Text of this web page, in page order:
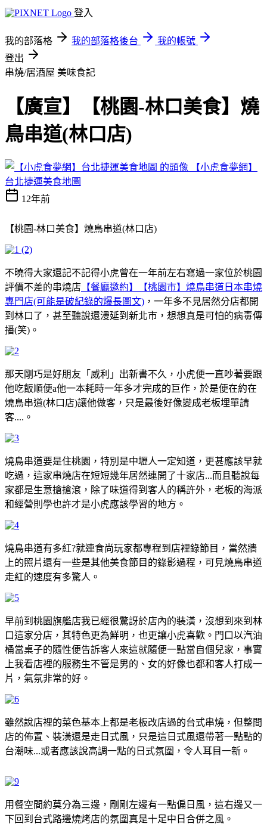
登入
我的部落格 我的部落格後台
我的帳號
登出
串燒/居酒屋 美味食記
【廣宣】【桃園-林口美食】燒
鳥串道(林口店)
【小虎食夢網】
台北捷運美食地圖
12年前
【桃園-林口美食】燒鳥串道(林口店)
不曉得大家還記不記得小虎曾在一年前左右寫過一家位於桃園
評價不差的串燒店 【餐廳邀約】【桃園市】燒鳥串道日本串燒
專門店(可能是破紀錄的爆長圖文) ，一年多不見居然分店都開
到林口了，甚至聽說還漫延到新北市，想想真是可怕的病毒傳
播(笑)。
那天剛巧是好朋友「威利」出新書不久，小虎便一直吵著要跟
他吃飯順便a他一本耗時一年多才完成的巨作，於是便在約在
燒鳥串道(林口店)讓他做客，只是最後好像變成老板埋單請
客....。
燒鳥串道要是住桃園，特別是中壢人一定知道，更甚應該早就
吃過，這家串燒店在短短幾年居然連開了十家店...而且聽說每
家都是生意搶搶滾，除了味道得到客人的稱許外，老板的海派
和經營則學也許才是小虎應該學習的地方。
燒鳥串道有多紅?就連食尚玩家都專程到店裡錄節目，當然牆
上的照片還有一些是其他美食節目的錄影過程，可見燒鳥串道
走紅的速度有多驚人。
早前到桃園旗艦店我已經很驚訝於店內的裝潢，沒想到來到林
口這家分店，其特色更為鮮明，也更讓小虎喜歡。門口以汽油
桶當桌子的隨性便告訴客人來這就隨便一點當自個兒家，事實
上我看店裡的服務生不管是男的、女的好像也都和客人打成一
片，氣氛非常的好。
雖然說店裡的菜色基本上都是老板改店過的台式串燒，但整間
店的佈置、裝潢還是走日式風，只是這日式風還帶著一點點的
台潮味...或者應該說高調一點的日式氛圍，令人耳目一新。
用餐空間約莫分為三邊，剛剛左邊有一點偏日風，這右邊又一
下回到台式路邊燒烤店的氛圍真是十足中日合併之風。